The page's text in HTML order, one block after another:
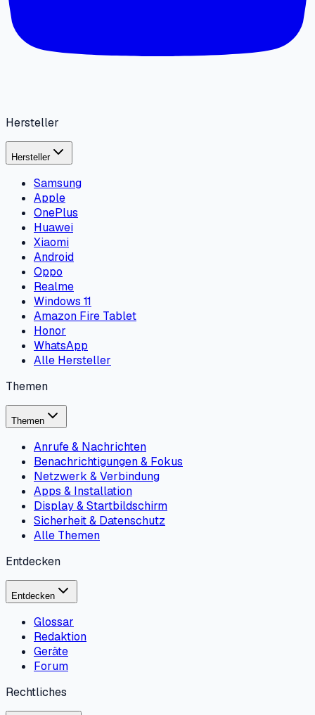
Hersteller
Hersteller
Samsung
Apple
OnePlus
Huawei
Xiaomi
Android
Oppo
Realme
Windows 11
Amazon Fire Tablet
Honor
WhatsApp
Alle Hersteller
Themen
Themen
Anrufe & Nachrichten
Benachrichtigungen & Fokus
Netzwerk & Verbindung
Apps & Installation
Display & Startbildschirm
Sicherheit & Datenschutz
Alle Themen
Entdecken
Entdecken
Glossar
Redaktion
Geräte
Forum
Rechtliches